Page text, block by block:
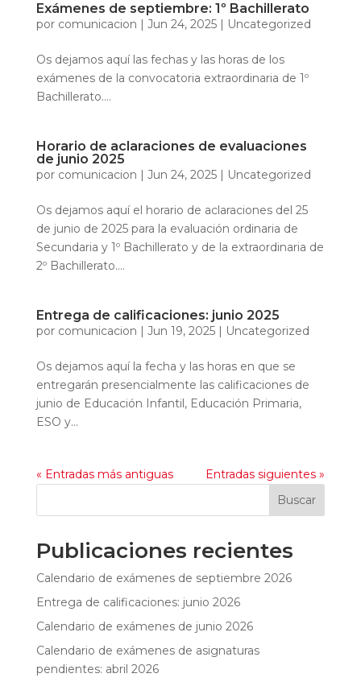
Exámenes de septiembre: 1º Bachillerato
por comunicacion | Jun 24, 2025| Uncategorized
Os dejamos aquí las fechas y las horas de los
exámenes de la convocatoria extraordinaria de 1º
Bachillerato....
Horario de aclaraciones de evaluaciones
de junio 2025
por comunicacion | Jun 24, 2025| Uncategorized
Os dejamos aquí el horario de aclaraciones del 25
de junio de 2025 para la evaluación ordinaria de
Secundaria y 1º Bachillerato y de la extraordinaria de
2º Bachillerato....
Entrega de calificaciones: junio 2025
por comunicacion | Jun 19, 2025| Uncategorized
Os dejamos aquí la fecha y las horas en que se
entregarán presencialmente las calificaciones de
junio de Educación Infantil, Educación Primaria,
ESO y...
« Entradas más antiguas
Entradas siguientes »
Buscar
Publicaciones recientes
Calendario de exámenes de septiembre 2026
Entrega de calificaciones: junio 2026
Calendario de exámenes de junio 2026
Calendario de exámenes de asignaturas
pendientes: abril 2026